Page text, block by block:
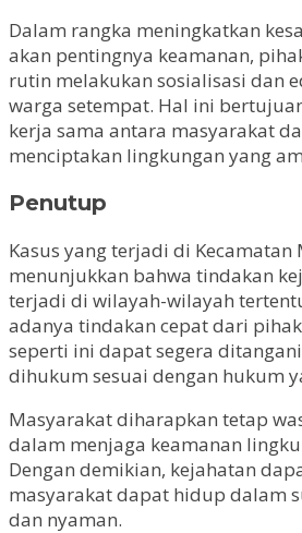
Dalam rangka meningkatkan
akan pentingnya keamanan,
rutin melakukan sosialisasi dan
warga setempat. Hal ini
kerja sama antara masyarakat
menciptakan lingkungan yang
Penutup
Kasus yang terjadi di
menunjukkan bahwa tindakan
terjadi di wilayah-wilayah
adanya tindakan cepat dari
seperti ini dapat segera
dihukum sesuai dengan hukum
Masyarakat diharapkan tetap
dalam menjaga keamanan
Dengan demikian, kejahatan
masyarakat dapat hidup dalam
dan nyaman.